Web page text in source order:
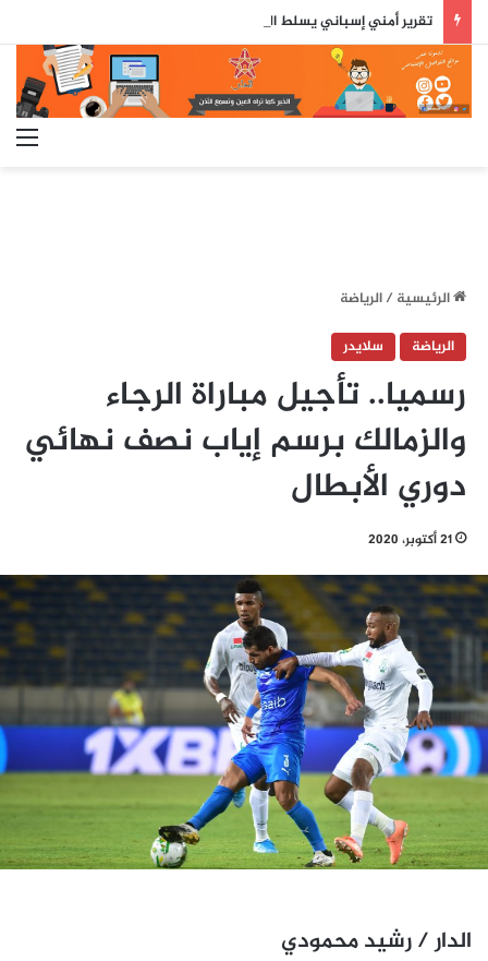
الرئيسية/الرياضة
الرياضة
سلايدر
رسميا.. تأجيل مباراة الرجاء
والزمالك برسم إياب نصف نهائي
دوري الأبطال
21 أكتوبر، 2020
الدار / رشيد محمودي